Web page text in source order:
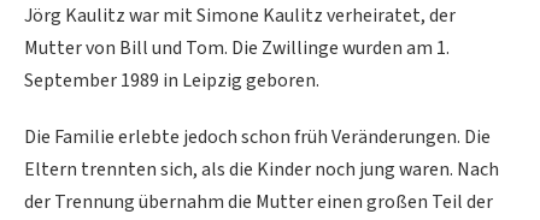
Jörg Kaulitz war mit Simone Kaulitz verheiratet, der
Mutter von Bill und Tom. Die Zwillinge wurden am 1.
September 1989 in Leipzig geboren.
Die Familie erlebte jedoch schon früh Veränderungen. Die
Eltern trennten sich, als die Kinder noch jung waren. Nach
der Trennung übernahm die Mutter einen großen Teil der